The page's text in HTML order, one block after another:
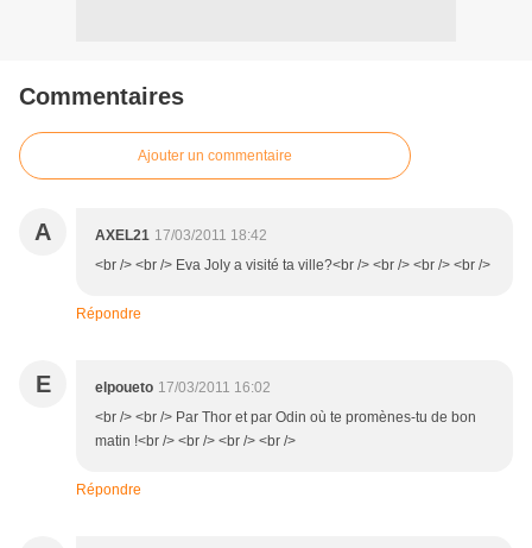
Commentaires
Ajouter un commentaire
A AXEL21 17/03/2011 18:42
<br /> <br /> Eva Joly a visité ta ville?<br /> <br /> <br /> <br />
Répondre
E elpoueto 17/03/2011 16:02
<br /> <br /> Par Thor et par Odin où te promènes-tu de bon
matin !<br /> <br /> <br /> <br />
Répondre